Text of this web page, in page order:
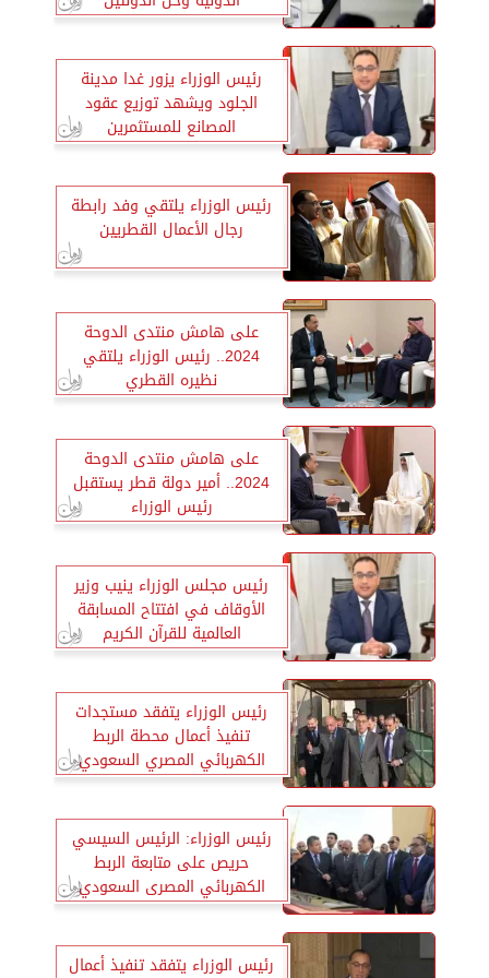
رئيس الوزراء يزور غدا مدينة
الجلود ويشهد توزيع عقود
المصانع للمستثمرين
رئيس الوزراء يلتقي وفد رابطة
رجال الأعمال القطريين
على هامش منتدى الدوحة
2024.. رئيس الوزراء يلتقي
نظيره القطري
على هامش منتدى الدوحة
2024.. أمير دولة قطر يستقبل
رئيس الوزراء
رئيس مجلس الوزراء ينيب وزير
الأوقاف في افتتاح المسابقة
العالمية للقرآن الكريم
رئيس الوزراء يتفقد مستجدات
تنفيذ أعمال محطة الربط
الكهربائي المصري السعودي
العملاقة بمدينة بدر
رئيس الوزراء: الرئيس السيسي
حريص على متابعة الربط
الكهربائي المصرى السعودي
رئيس الوزراء يتفقد تنفيذ أعمال